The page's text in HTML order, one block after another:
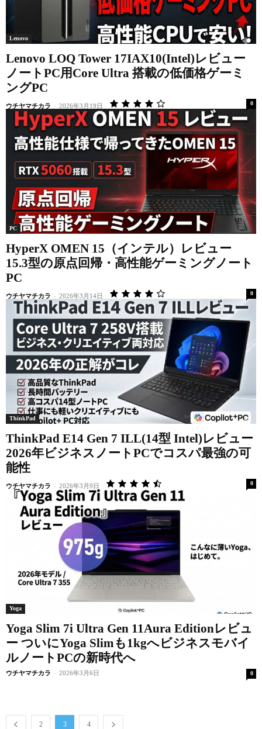
Lenovo
Lenovo LOQ Tower 17IAX10(Intel)レビュー
ノートPC用Core Ultra 搭載の低価格ゲーミ
ングPC
ウチヤマチカラ - 2026年3月19日 0
PC
HyperX OMEN 15（インテル）レビュー
15.3型の原点回帰・高性能ゲーミングノート
PC
ウチヤマチカラ - 2026年3月14日 0
ThinkPad
ThinkPad E14 Gen 7 ILL(14型 Intel)レビュー
2026年ビジネスノートPCでコスパ最強の可
能性
ウチヤマチカラ - 2026年3月9日 0
Yoga
Yoga Slim 7i Ultra Gen 11Aura Editionレビュ
ー ついにYoga Slimも1kgへビジネスモバイ
ルノートPCの新時代へ
ウチヤマチカラ - 2026年3月6日 0
2 3 4